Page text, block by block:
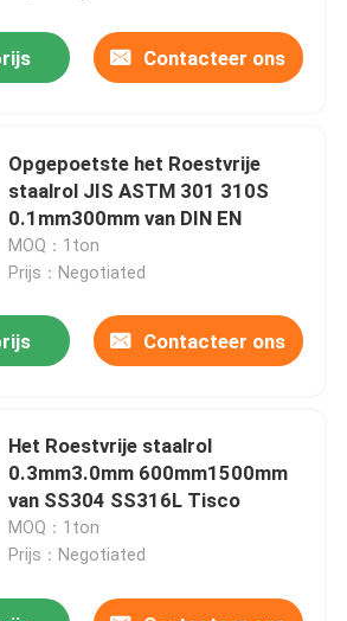
Contacteer ons
Opgepoetste het Roestvrije
staalrol JIS ASTM 301 310S
0.1mm300mm van DIN EN
MOQ：1ton
Prijs：Negotiated
Contacteer ons
Het Roestvrije staalrol
0.3mm3.0mm 600mm1500mm
van SS304 SS316L Tisco
MOQ：1ton
Prijs：Negotiated